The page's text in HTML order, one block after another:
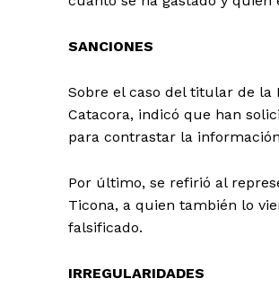
SANCIONES
Sobre el caso del titular de la
Catacora, indicó que han
para contrastar la
Por último, se refirió al
Ticona, a quien también lo
falsificado.
IRREGULARIDADES